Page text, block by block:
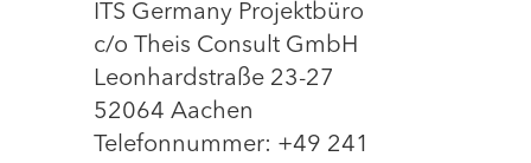
ITS Germany Projektbüro
c/o Theis Consult GmbH
Leonhardstraße 23-27
52064 Aachen
Telefonnummer: +49 241